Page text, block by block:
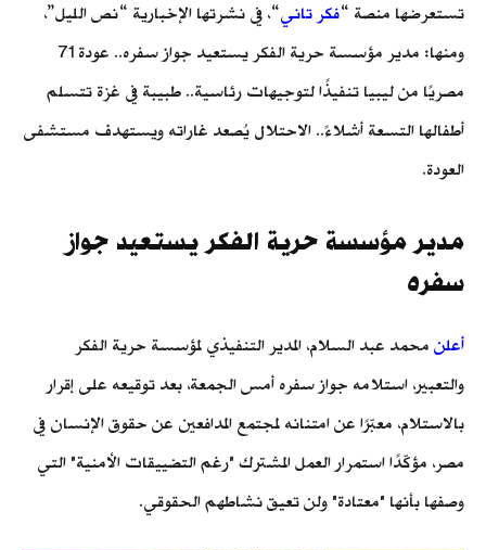
تستعرضها منصة “فكر تاني“، في نشرتها الإخبارية “نص الليل”،
ومنها: مدير مؤسسة حرية الفكر يستعيد جواز سفره.. عودة 71
مصريًا من ليبيا تنفيذًا لتوجيهات رئاسية.. طبيبة في غزة تتسلم
أطفالها التسعة أشلاءً.. الاحتلال يُصعد غاراته ويستهدف مستشفى
العودة.
مدير مؤسسة حرية الفكر يستعيد جواز
سفره
أعلن محمد عبد السلام، المدير التنفيذي لمؤسسة حرية الفكر
والتعبير، استلامه جواز سفره أمس الجمعة، بعد توقيعه على إقرار
بالاستلام، معبّرًا عن امتنانه لمجتمع المدافعين عن حقوق الإنسان في
مصر، مؤكّدًا استمرار العمل المشترك "رغم التضييقات الأمنية" التي
وصفها بأنها "معتادة" ولن تعيق نشاطهم الحقوقي.